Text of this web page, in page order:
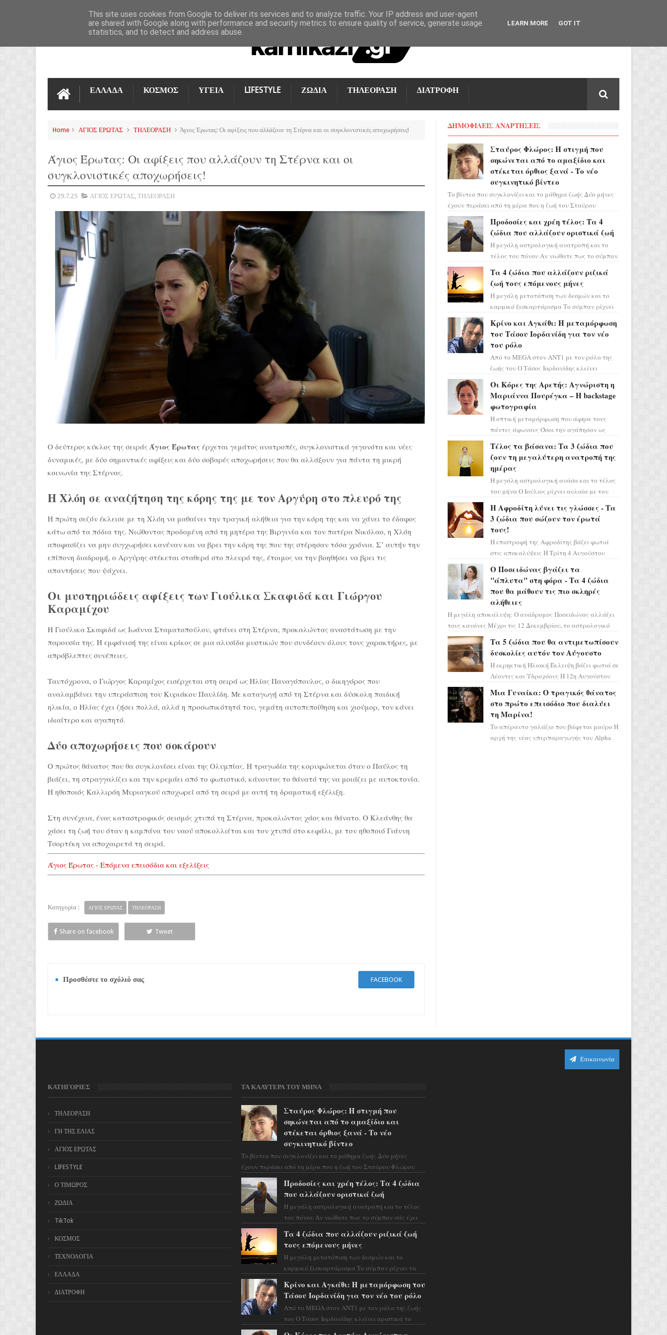
ΕΠΙΚΟΙΝΩΝΊΑ
ΕΛΛΑΔΑ ΚΟΣΜΟΣ ΥΓΕΙΑ LIFESTYLE ΖΩΔΙΑ ΤΗΛΕΟΡΑΣΗ ΔΙΑΤΡΟΦΗ
Home ΑΓΙΟΣ ΕΡΩΤΑΣ ΤΗΛΕΟΡΑΣΗ Άγιος Έρωτας: Οι αφίξεις που αλλάζουν τη Στέρνα και οι συγκλονιστικές αποχωρήσεις!
Άγιος Έρωτας: Οι αφίξεις που αλλάζουν τη Στέρνα και οι
συγκλονιστικές αποχωρήσεις!
29.7.25 ΑΓΙΟΣ ΕΡΩΤΑΣ, ΤΗΛΕΟΡΑΣΗ
Ο δεύτερος κύκλος της σειράς Άγιος Έρωτας έρχεται γεμάτος ανατροπές, συγκλονιστικά γεγονότα και νέες
δυναμικές, με δύο σημαντικές αφίξεις και δύο σοβαρές αποχωρήσεις που θα αλλάξουν για πάντα τη μικρή
κοινωνία της Στέρνας.
Η Χλόη σε αναζήτηση της κόρης της με τον Αργύρη στο πλευρό της
Η πρώτη σεζόν έκλεισε με τη Χλόη να μαθαίνει την τραγική αλήθεια για την κόρη της και να χάνει το έδαφος
κάτω από τα πόδια της. Νιώθοντας προδομένη από τη μητέρα της Βιργινία και τον πατέρα Νικόλαο, η Χλόη
αποφασίζει να μην συγχωρήσει κανέναν και να βρει την κόρη της που της στέρησαν τόσα χρόνια. Σ’ αυτήν την
επίπονη διαδρομή, ο Αργύρης στέκεται σταθερά στο πλευρό της, έτοιμος να την βοηθήσει να βρει τις
απαντήσεις που ψάχνει.
Οι μυστηριώδεις αφίξεις των Γιούλικα Σκαφιδά και Γιώργου
Καραμίχου
Η Γιούλικα Σκαφιδά ως Ιωάννα Σταματοπούλου, φτάνει στη Στέρνα, προκαλώντας αναστάτωση με την
παρουσία της. Η εμφάνισή της είναι κρίκος σε μια αλυσίδα μυστικών που συνδέουν όλους τους χαρακτήρες, με
απρόβλεπτες συνέπειες.
Ταυτόχρονα, ο Γιώργος Καραμίχος εισέρχεται στη σειρά ως Ηλίας Παναγόπουλος, ο δικηγόρος που
αναλαμβάνει την υπεράσπιση του Κυριάκου Παυλίδη. Με καταγωγή από τη Στέρνα και δύσκολη παιδική
ηλικία, ο Ηλίας έχει ζήσει πολλά, αλλά η προσωπικότητά του, γεμάτη αυτοπεποίθηση και χιούμορ, τον κάνει
ιδιαίτερο και αγαπητό.
Δύο αποχωρήσεις που σοκάρουν
Ο πρώτος θάνατος που θα συγκλονίσει είναι της Ολυμπίας. Η τραγωδία της κορυφώνεται όταν ο Παύλος τη
βιάζει, τη στραγγαλίζει και την κρεμάει από το φωτιστικό, κάνοντας το θάνατό της να μοιάζει με αυτοκτονία.
Η ηθοποιός Καλλιρόη Μυριαγκού αποχωρεί από τη σειρά με αυτή τη δραματική εξέλιξη.
Στη συνέχεια, ένας καταστροφικός σεισμός χτυπά τη Στέρνα, προκαλώντας χάος και θάνατο. Ο Κλεάνθης θα
χάσει τη ζωή του όταν η καμπάνα του ναού αποκολλιέται και τον χτυπά στο κεφάλι, με τον ηθοποιό Γιάννη
Τσορτέκη να αποχαιρετά τη σειρά.
Άγιος Έρωτας - Επόμενα επεισόδια και εξελίξεις
Κατηγορία : ΑΓΙΟΣ ΕΡΩΤΑΣ ΤΗΛΕΟΡΑΣΗ
Share on facebook Tweet
Προσθέστε το σχόλιό σας FACEBOOK
ΔΗΜΟΦΙΛΕΙΣ ΑΝΑΡΤΗΣΕΙΣ
Σταύρος Φλώρος: Η στιγμή που
σηκώνεται από το αμαξίδιο και
στέκεται όρθιος ξανά - Το νέο
συγκινητικό βίντεο
Το βίντεο που συγκλονίζει και το μάθημα ζωής Δύο μήνες
έχουν περάσει από τη μέρα που η ζωή του Σταύρου
Φλώρου άλλαξε για πάντα. Ο πρώην...
Προδοσίες και χρέη τέλος: Τα 4
ζώδια που αλλάζουν οριστικά ζωή
Η μεγάλη αστρολογική ανατροπή και το
τέλος του πόνου Αν νιώθατε πως το σύμπαν
πάρετε μια βαθιά α...
Τα 4 ζώδια που αλλάζουν ριζικά
ζωή τους επόμενους μήνες
Η μεγάλη μετατόπιση των δεσμών και το
καρμικό ξεσκαρτάρισμα Το σύμπαν ρίχνει
προειδοποιεί: οι σελην...
Κρίνο και Αγκάθι: Η μεταμόρφωση
του Τάσου Ιορδανίδη για τον νέο
του ρόλο
Από το MEGA στον ΑΝΤ1 με τον ρόλο της
ζωής του Ο Τάσος Ιορδανίδης κλείνει
επιτυχίας «Μια Νύχτα Μόνο» ...
Οι Κόρες της Αρετής: Αγνώριστη η
Μαριάννα Πουρέγκα – H backstage
φωτογραφία
Η οπτική μεταμόρφωση που άφησε τους
πάντες άφωνους Όσοι την αγάπησαν ως
πρέπει τώρα να προετοιμαστο...
Τέλος τα βάσανα: Τα 3 ζώδια που
ζουν τη μεγαλύτερη ανατροπή της
ημέρας
Η μεγάλη αστρολογική ανάσα και το τέλος
του μήνα Ο Ιούλιος ρίχνει αυλαία με τον
περνάει στο ζώδιο τω...
Η Αφροδίτη λύνει τις γλώσσες - Τα
3 ζώδια που σώζουν τον έρωτά
τους!
Η επιστροφή της Αφροδίτης βάζει φωτιά
στις αποκαλύψεις Η Τρίτη 4 Αυγούστου
ορόσημο, καθώς η Αφροδίτη πρ...
Ο Ποσειδώνας βγάζει τα
"άπλυτα" στη φόρα - Τα 4 ζώδια
που θα μάθουν τις πιο σκληρές
αλήθειες
Η μεγάλη αποκάλυψη: Ο ανάδρομος Ποσειδώνας αλλάζει
τους κανόνες Μέχρι τις 12 Δεκεμβρίου, το αστρολογικό
σκηνικό θυμίζει ταινία μυστηρίου ...
Τα 5 ζώδια που θα αντιμετωπίσουν
δυσκολίες αυτόν τον Αύγουστο
Η εκρηκτική Ηλιακή Έκλειψη βάζει φωτιά σε
Λέοντες και Υδροχόους Η 12η Αυγούστου
χάους, καθώς η Ηλια...
Μια Γυναίκα: Ο τραγικός θάνατος
στο πρώτο επεισόδιο που διαλύει
τη Μαρίνα!
Το απέραντο γαλάζιο που βάφεται μαύρο Η
αρχή της νέας υπερπαραγωγής του Alpha
Επικοινωνία
ΚΑΤΗΓΟΡΙΕΣ
ΤΗΛΕΟΡΑΣΗ
ΓΗ ΤΗΣ ΕΛΙΑΣ
ΑΓΙΟΣ ΕΡΩΤΑΣ
LIFESTYLE
Ο ΤΙΜΩΡΟΣ
ΖΩΔΙΑ
TikTok
ΚΟΣΜΟΣ
ΤΕΧΝΟΛΟΓΙΑ
ΕΛΛΑΔΑ
ΔΙΑΤΡΟΦΗ
ΤΑ ΚΑΛΥΤΕΡΑ ΤΟΥ ΜΗΝΑ
Σταύρος Φλώρος: Η στιγμή που
σηκώνεται από το αμαξίδιο και
στέκεται όρθιος ξανά - Το νέο
συγκινητικό βίντεο
Το βίντεο που συγκλονίζει και το μάθημα ζωής Δύο μήνες
έχουν περάσει από τη μέρα που η ζωή του Σταύρου Φλώρου
άλλαξε για πάντα. Ο πρώην...Προδοσίες και χρέη τέλος: Τα 4 ζώδια
που αλλάζουν οριστικά ζωή
Η μεγάλη αστρολογική ανατροπή και το τέλος
του πόνου Αν νιώθατε πως το σύμπαν σάς έχει
βαθιά α...
Τα 4 ζώδια που αλλάζουν ριζικά ζωή
τους επόμενους μήνες
Η μεγάλη μετατόπιση των δεσμών και το
καρμικό ξεσκαρτάρισμα Το σύμπαν ρίχνει τα
προειδοποιεί: οι σελην...
Κρίνο και Αγκάθι: Η μεταμόρφωση του
Τάσου Ιορδανίδη για τον νέο του ρόλο
Από το MEGA στον ΑΝΤ1 με τον ρόλο της ζωής
του Ο Τάσος Ιορδανίδης κλείνει οριστικά το
This site uses cookies from Google to deliver its services and to analyze traffic. Your IP address and user-agent
are shared with Google along with performance and security metrics to ensure quality of service, generate usage
statistics, and to detect and address abuse.
LEARN MORE GOT IT